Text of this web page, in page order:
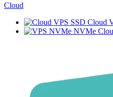
Cloud
SSD Cloud
NVMe